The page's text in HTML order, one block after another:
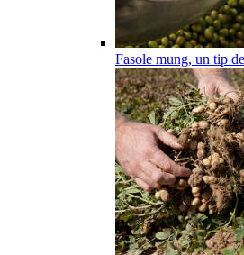
Fasole mung, un tip